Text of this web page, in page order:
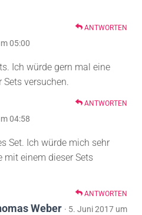
ANTWORTEN
05:00
Ich würde gern mal eine
Sets versuchen.
ANTWORTEN
04:58
Set. Ich würde mich sehr
mit einem dieser Sets
ANTWORTEN
Weber · 5. Juni 2017 um